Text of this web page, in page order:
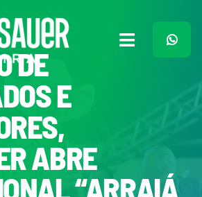
Toggle
DE
E
ABRE
“ARRAIÁ